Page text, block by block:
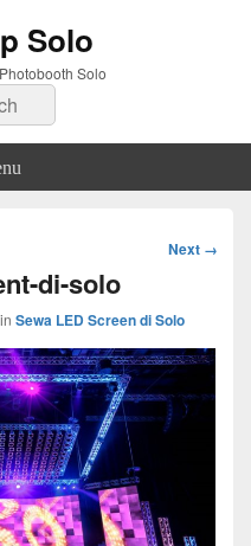
Solo
Solo
Image
Next →
di-solo
in Sewa LED Screen di Solo